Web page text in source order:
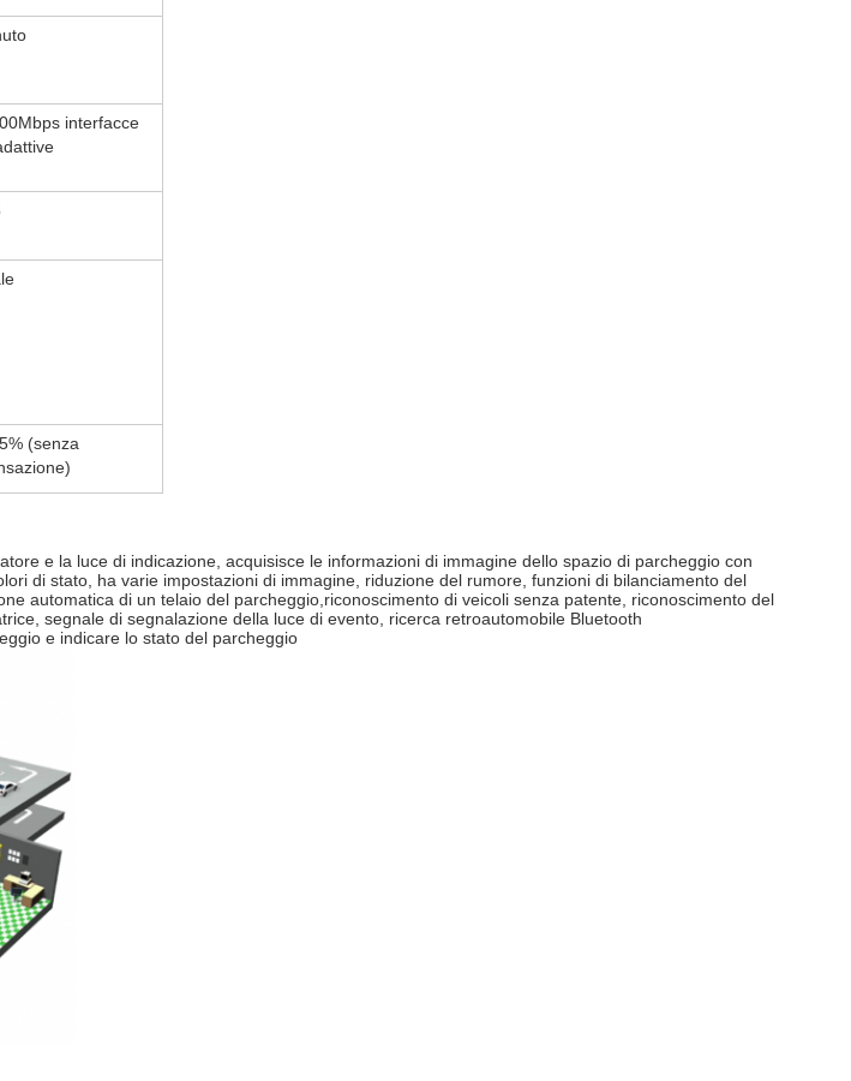
interfacce
(senza
e la luce di indicazione, acquisisce le informazioni di immagine dello spazio di parcheggio con
di stato, ha varie impostazioni di immagine, riduzione del rumore, funzioni di bilanciamento del
automatica di un telaio del parcheggio,riconoscimento di veicoli senza patente, riconoscimento del
segnale di segnalazione della luce di evento, ricerca retroautomobile Bluetooth
e indicare lo stato del parcheggio